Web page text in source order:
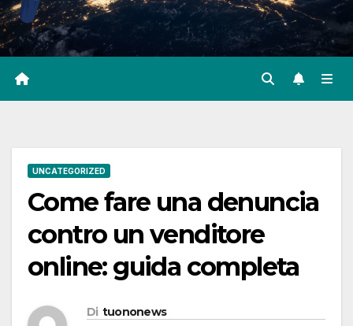
UNCATEGORIZED
Come fare una denuncia
contro un venditore
online: guida completa
Di tuononews